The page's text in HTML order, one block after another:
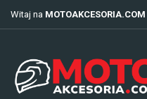
Witaj na MOTOAKCESORIA.COM